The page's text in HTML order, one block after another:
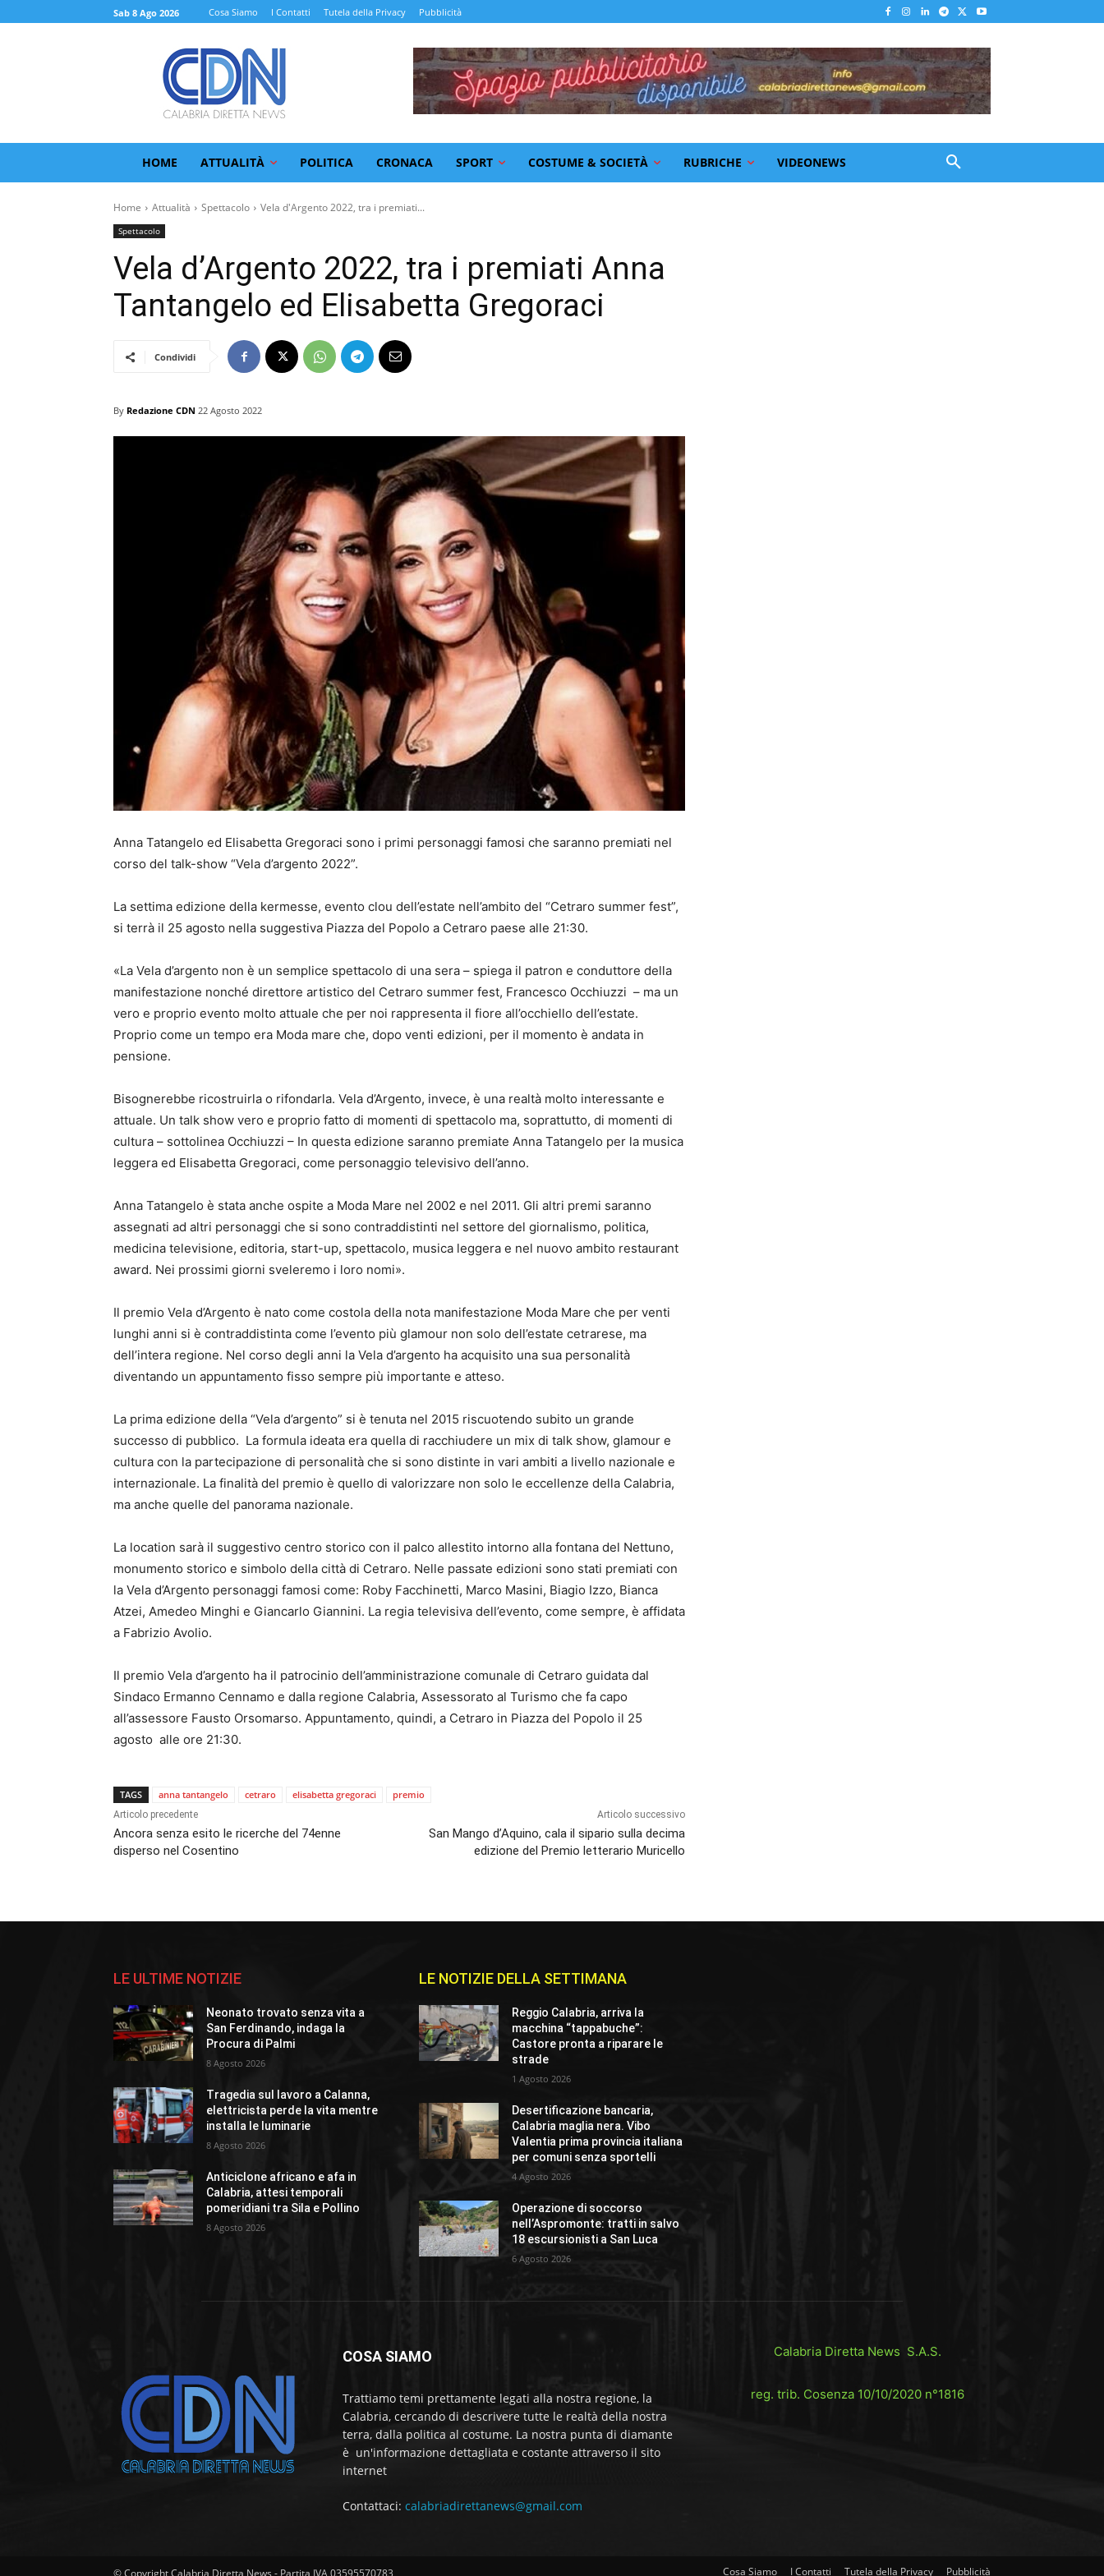
Sab 8 Ago 2026 Cosa Siamo I Contatti Tutela della Privacy Pubblicità
HOME ATTUALITÀ POLITICA CRONACA SPORT COSTUME & SOCIETÀ RUBRICHE VIDEONEWS
Home Attualità Spettacolo Vela d'Argento 2022, tra i premiati...
Spettacolo
Vela d’Argento 2022, tra i premiati Anna
Tantangelo ed Elisabetta Gregoraci
Condividi
By Redazione CDN 22 Agosto 2022
Anna Tatangelo ed Elisabetta Gregoraci sono i primi personaggi famosi che saranno premiati nel
corso del talk-show “Vela d’argento 2022”.
La settima edizione della kermesse, evento clou dell’estate nell’ambito del “Cetraro summer fest”,
si terrà il 25 agosto nella suggestiva Piazza del Popolo a Cetraro paese alle 21:30.
«La Vela d’argento non è un semplice spettacolo di una sera – spiega il patron e conduttore della
manifestazione nonché direttore artistico del Cetraro summer fest, Francesco Occhiuzzi – ma un
vero e proprio evento molto attuale che per noi rappresenta il fiore all’occhiello dell’estate.
Proprio come un tempo era Moda mare che, dopo venti edizioni, per il momento è andata in
pensione.
Bisognerebbe ricostruirla o rifondarla. Vela d’Argento, invece, è una realtà molto interessante e
attuale. Un talk show vero e proprio fatto di momenti di spettacolo ma, soprattutto, di momenti di
cultura – sottolinea Occhiuzzi – In questa edizione saranno premiate Anna Tatangelo per la musica
leggera ed Elisabetta Gregoraci, come personaggio televisivo dell’anno.
Anna Tatangelo è stata anche ospite a Moda Mare nel 2002 e nel 2011. Gli altri premi saranno
assegnati ad altri personaggi che si sono contraddistinti nel settore del giornalismo, politica,
medicina televisione, editoria, start-up, spettacolo, musica leggera e nel nuovo ambito restaurant
award. Nei prossimi giorni sveleremo i loro nomi».
Il premio Vela d’Argento è nato come costola della nota manifestazione Moda Mare che per venti
lunghi anni si è contraddistinta come l’evento più glamour non solo dell’estate cetrarese, ma
dell’intera regione. Nel corso degli anni la Vela d’argento ha acquisito una sua personalità
diventando un appuntamento fisso sempre più importante e atteso.
La prima edizione della “Vela d’argento” si è tenuta nel 2015 riscuotendo subito un grande
successo di pubblico. La formula ideata era quella di racchiudere un mix di talk show, glamour e
cultura con la partecipazione di personalità che si sono distinte in vari ambiti a livello nazionale e
internazionale. La finalità del premio è quello di valorizzare non solo le eccellenze della Calabria,
ma anche quelle del panorama nazionale.
La location sarà il suggestivo centro storico con il palco allestito intorno alla fontana del Nettuno,
monumento storico e simbolo della città di Cetraro. Nelle passate edizioni sono stati premiati con
la Vela d’Argento personaggi famosi come: Roby Facchinetti, Marco Masini, Biagio Izzo, Bianca
Atzei, Amedeo Minghi e Giancarlo Giannini. La regia televisiva dell’evento, come sempre, è affidata
a Fabrizio Avolio.
Il premio Vela d’argento ha il patrocinio dell’amministrazione comunale di Cetraro guidata dal
Sindaco Ermanno Cennamo e dalla regione Calabria, Assessorato al Turismo che fa capo
all’assessore Fausto Orsomarso. Appuntamento, quindi, a Cetraro in Piazza del Popolo il 25
agosto alle ore 21:30.
TAGS anna tantangelo cetraro elisabetta gregoraci premio
Articolo precedente
Ancora senza esito le ricerche del 74enne
disperso nel Cosentino
Articolo successivo
San Mango d’Aquino, cala il sipario sulla decima
edizione del Premio letterario Muricello
LE ULTIME NOTIZIE
Neonato trovato senza vita a
San Ferdinando, indaga la
Procura di Palmi
8 Agosto 2026
Tragedia sul lavoro a Calanna,
elettricista perde la vita mentre
installa le luminarie
8 Agosto 2026
Anticiclone africano e afa in
Calabria, attesi temporali
pomeridiani tra Sila e Pollino
8 Agosto 2026
LE NOTIZIE DELLA SETTIMANA
Reggio Calabria, arriva la
macchina “tappabuche”:
Castore pronta a riparare le
strade
1 Agosto 2026
Desertificazione bancaria,
Calabria maglia nera. Vibo
Valentia prima provincia italiana
per comuni senza sportelli
4 Agosto 2026
Operazione di soccorso
nell’Aspromonte: tratti in salvo
18 escursionisti a San Luca
6 Agosto 2026
COSA SIAMO
Trattiamo temi prettamente legati alla nostra regione, la
Calabria, cercando di descrivere tutte le realtà della nostra
terra, dalla politica al costume. La nostra punta di diamante
è un'informazione dettagliata e costante attraverso il sito
internet
Contattaci: calabriadirettanews@gmail.com
Calabria Diretta News S.A.S.
reg. trib. Cosenza 10/10/2020 n°1816
© Copyright Calabria Diretta News - Partita IVA 03595570783 Cosa Siamo I Contatti Tutela della Privacy Pubblicità